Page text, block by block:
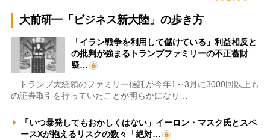
大前研一「ビジネス新大陸」の歩き方
「イラン戦争を利用して儲けている」利益相反と
の批判が強まるトランプファミリーの不正蓄財
疑…
トランプ大統領のファミリー信託が今年1～3月に3000回以上も
の証券取引を行っていたことが明らかになり…
「いつ暴発してもおかしくはない」イーロン・マスク氏とスペ
ースXが抱えるリスクの数々「絶対…